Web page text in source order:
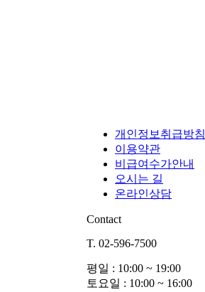
개인정보취급방침
이용약관
비급여수가안내
오시는 길
온라인상담
Contact
T. 02-596-7500
평일 : 10:00 ~ 19:00
토요일 : 10:00 ~ 16:00